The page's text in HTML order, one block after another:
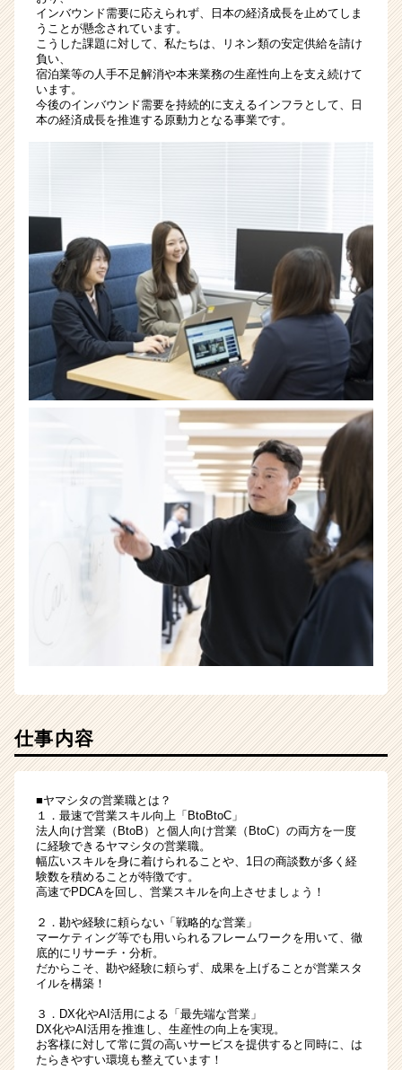
届
く
就
サ
イ
ト
ア
（CheerCareer）
インバウンド需要に応えられず、日本の経済成長を止めてしま
うことが懸念されています。
こうした課題に対して、私たちは、リネン類の安定供給を請け
負い、
宿泊業等の人手不足解消や本来業務の生産性向上を支え続けて
います。
今後のインバウンド需要を持続的に支えるインフラとして、日
本の経済成長を推進する原動力となる事業です。
仕事内容
■ヤマシタの営業職とは？
１．最速で営業スキル向上「BtoBtoC」
法人向け営業（BtoB）と個人向け営業（BtoC）の両方を一度
に経験できるヤマシタの営業職。
幅広いスキルを身に着けられることや、1日の商談数が多く経
験数を積めることが特徴です。
高速でPDCAを回し、営業スキルを向上させましょう！
２．勘や経験に頼らない「戦略的な営業」
マーケティング等でも用いられるフレームワークを用いて、徹
底的にリサーチ・分析。
だからこそ、勘や経験に頼らず、成果を上げることが営業スタ
イルを構築！
３．DX化やAI活用による「最先端な営業」
DX化やAI活用を推進し、生産性の向上を実現。
お客様に対して常に質の高いサービスを提供すると同時に、は
たらきやすい環境も整えています！